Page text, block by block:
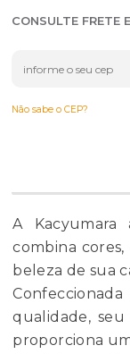
CONSULTE FRETE
Não sabe o CEP?
A Kacyumara
combina
beleza de sua
qualidade,
proporciona